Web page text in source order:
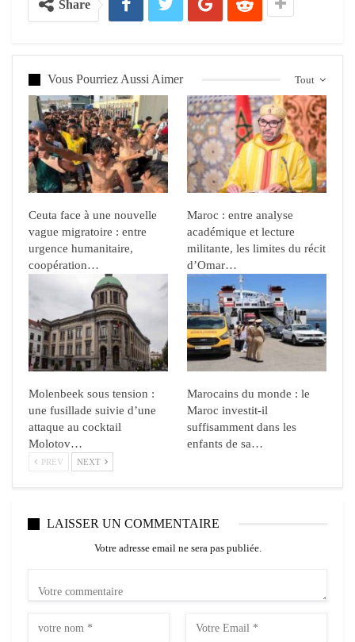
Share
Tout
Vous Pourriez Aussi Aimer
Ceuta face à une nouvelle
vague migratoire : entre
urgence humanitaire,
coopération…
Maroc : entre analyse
académique et lecture
militante, les limites du récit
d’Omar…
Molenbeek sous tension :
une fusillade suivie d’une
attaque au cocktail
Molotov…
Marocains du monde : le
Maroc investit-il
suffisamment dans les
enfants de sa…
PREV NEXT
LAISSER UN COMMENTAIRE
Votre adresse email ne sera pas publiée.